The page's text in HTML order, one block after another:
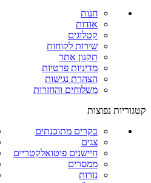
חנות
אודות
קטלוגים
שירות לקוחות
תקנון אתר
מדיניות פרטיות
הצהרת נגישות
משלוחים והחזרות
קטגוריות נפוצות
בקרים מתוכנתים
צגים
חיישנים פוטואלקטריים
ממסרים
נורות